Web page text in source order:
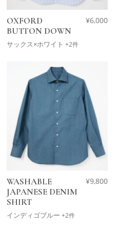
OXFORD
BUTTON DOWN
サックス×ホワイト +2件
¥6,000
WASHABLE
JAPANESE DENIM
SHIRT
インディゴブルー +2件
¥9,800